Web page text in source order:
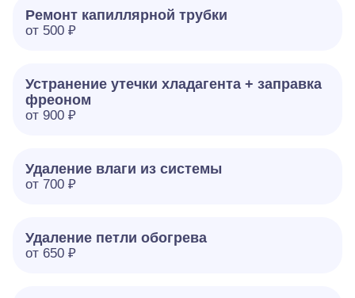
Ремонт капиллярной трубки
от 500 ₽
Устранение утечки хладагента + заправка
фреоном
от 900 ₽
Удаление влаги из системы
от 700 ₽
Удаление петли обогрева
от 650 ₽